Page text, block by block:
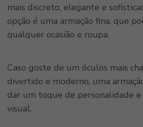
mais discreto, elegante e
opção é uma armação fina, que
qualquer ocasião e roupa.
Caso goste de um óculos mais
divertido e moderno, uma
dar um toque de personalidade e
visual.